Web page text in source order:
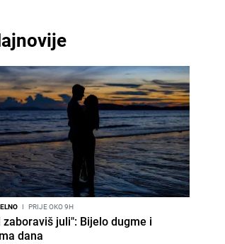
I PRIJE OKO 9H
zaboraviš juli": Bijelo dugme i
dana